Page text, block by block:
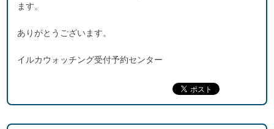
ます。
ありがとうございます。
イルカウォッチング受付予約センター